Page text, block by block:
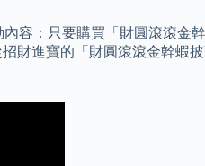
容：只要購買「財圓滾滾金
財進寶的「財圓滾滾金幹蝦